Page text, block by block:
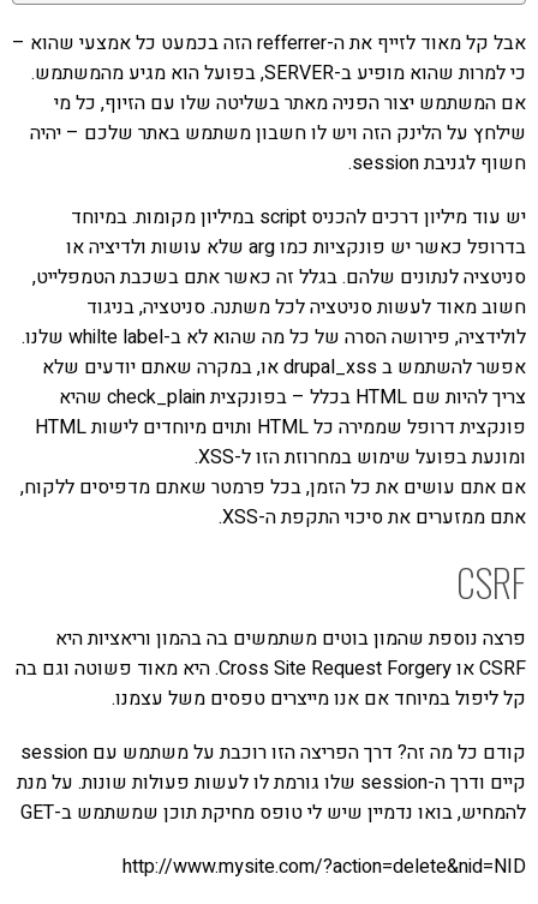
אבל קל מאוד לזייף את ה-refferrer הזה בכמעט כל אמצעי שהוא –
כי למרות שהוא מופיע ב-SERVER, בפועל הוא מגיע מהמשתמש.
אם המשתמש יצור הפניה מאתר בשליטה שלו עם הזיוף, כל מי
שילחץ על הלינק הזה ויש לו חשבון משתמש באתר שלכם – יהיה
חשוף לגניבת session.
יש עוד מיליון דרכים להכניס script במיליון מקומות. במיוחד
בדרופל כאשר יש פונקציות כמו arg שלא עושות ולדיציה או
סניטציה לנתונים שלהם. בגלל זה כאשר אתם בשכבת הטמפלייט,
חשוב מאוד לעשות סניטציה לכל משתנה. סניטציה, בניגוד
לולידציה, פירושה הסרה של כל מה שהוא לא ב-whilte label שלנו.
אפשר להשתמש ב drupal_xss או, במקרה שאתם יודעים שלא
צריך להיות שם HTML בכלל – בפונקצית check_plain שהיא
פונקצית דרופל שממירה כל HTML ותוים מיוחדים לישות HTML
ומונעת בפועל שימוש במחרוזת הזו ל-XSS.
אם אתם עושים את כל הזמן, בכל פרמטר שאתם מדפיסים ללקוח,
אתם ממזערים את סיכוי התקפת ה-XSS.
CSRF
פרצה נוספת שהמון בוטים משתמשים בה בהמון וריאציות היא
CSRF או Cross Site Request Forgery. היא מאוד פשוטה וגם בה
קל ליפול במיוחד אם אנו מייצרים טפסים משל עצמנו.
קודם כל מה זה? דרך הפריצה הזו רוכבת על משתמש עם session
קיים ודרך ה-session שלו גורמת לו לעשות פעולות שונות. על מנת
להמחיש, בואו נדמיין שיש לי טופס מחיקת תוכן שמשתמש ב-GET
http://www.mysite.com/?action=delete&nid=NID